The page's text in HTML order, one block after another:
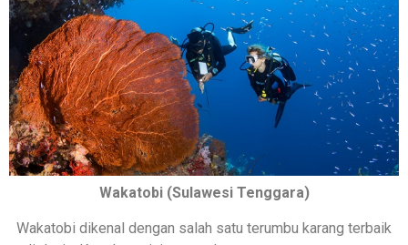
Wakatobi (Sulawesi Tenggara)
Wakatobi dikenal dengan salah satu terumbu karang terbaik